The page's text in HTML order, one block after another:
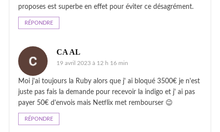
proposes est superbe en effet pour éviter ce désagrément.
RÉPONDRE
CA AL
19 avril 2023 à 12 h 16 min
Moi j'ai toujours la Ruby alors que j' ai bloqué 3500€ je n'est
juste pas fais la demande pour recevoir la indigo et j' ai pas
payer 50€ d'envois mais Netflix met rembourser 😉
RÉPONDRE